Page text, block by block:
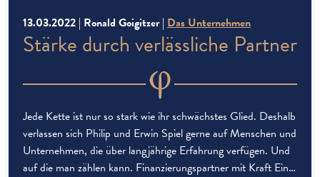
13.03.2022 | Ronald Goigitzer | Das Unternehmen
Stärke durch verlässliche Partner
Jede Kette ist nur so stark wie ihr schwächstes Glied. Deshalb
verlassen sich Philip und Erwin Spiel gerne auf Menschen und
Unternehmen, die über langjährige Erfahrung verfügen. Und
auf die man zählen kann. Finanzierungspartner mit Kraft Ein